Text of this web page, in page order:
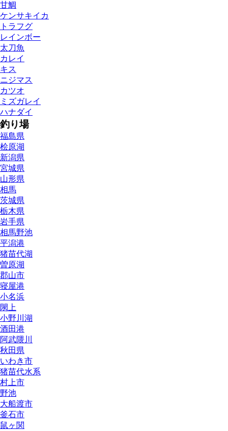
甘鯛
ケンサキイカ
トラフグ
レインボー
太刀魚
カレイ
キス
ニジマス
カツオ
ミズガレイ
ハナダイ
釣り場
福島県
桧原湖
新潟県
宮城県
山形県
相馬
茨城県
栃木県
岩手県
相馬野池
平潟港
猪苗代湖
曽原湖
郡山市
寝屋港
小名浜
閖上
小野川湖
酒田港
阿武隈川
秋田県
いわき市
猪苗代水系
村上市
野池
大船渡市
釜石市
鼠ヶ関